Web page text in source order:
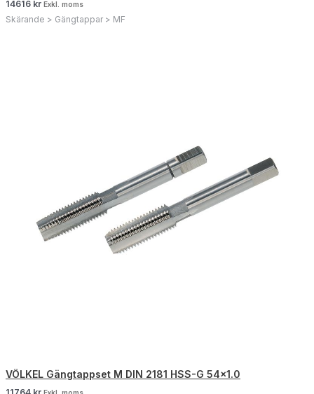
14616 kr Exkl. moms
Skärande > Gängtappar > MF
VÖLKEL Gängtappset M DIN 2181 HSS-G 54×1.0